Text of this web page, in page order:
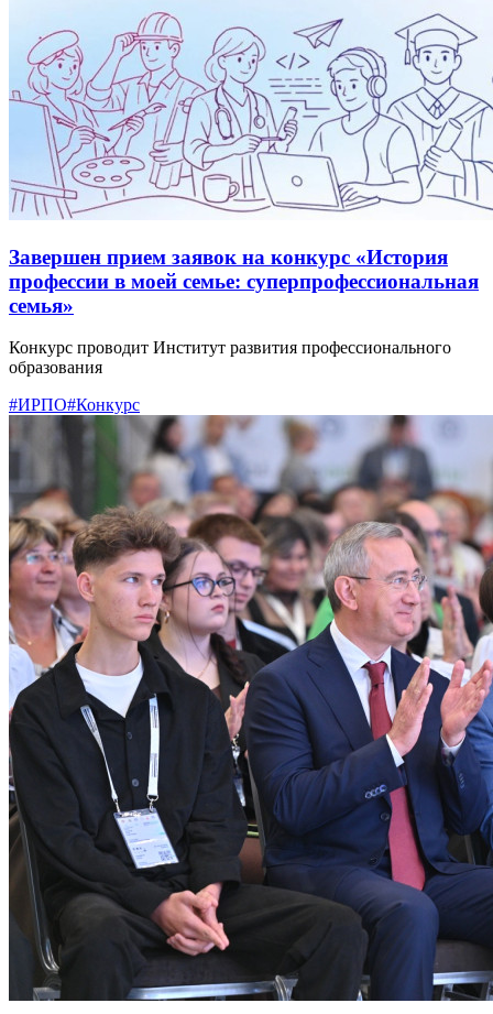
Завершен прием заявок на конкурс «История
профессии в моей семье: суперпрофессиональная
семья»
Конкурс проводит Институт развития профессионального
образования
#ИРПО#Конкурс